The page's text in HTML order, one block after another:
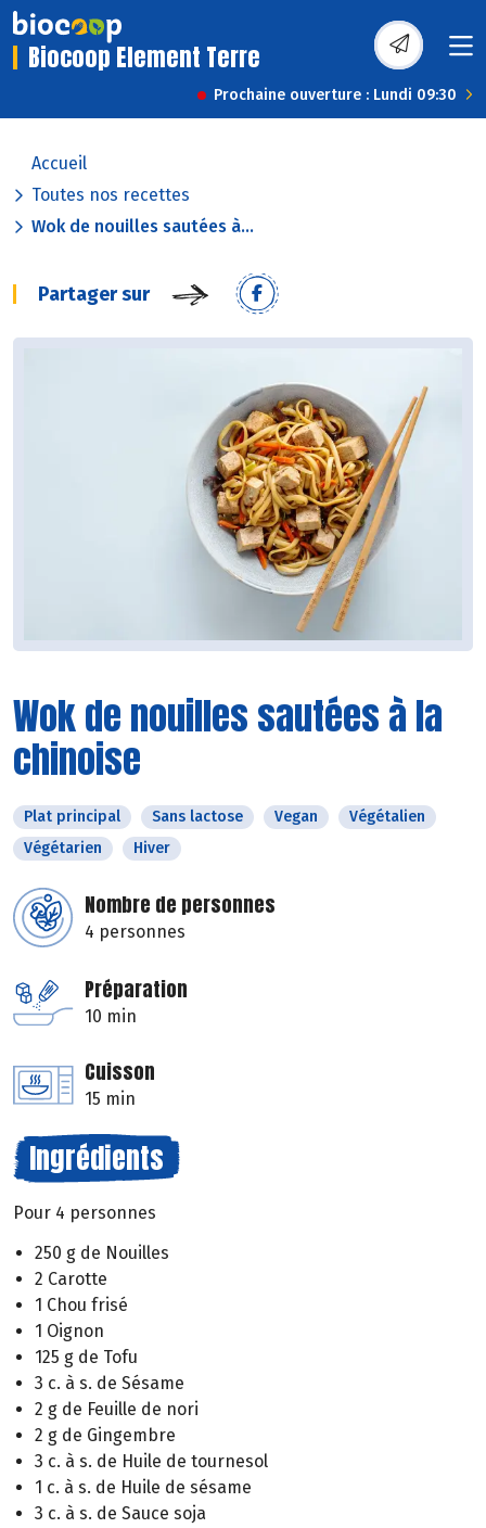
Biocoop Element Terre
Prochaine ouverture : Lundi 09:30
Accueil
Toutes nos recettes
Wok de nouilles sautées à...
Partager sur
Wok de nouilles sautées à la
chinoise
Plat principal Sans lactose Vegan
Végétalien
Végétarien
Hiver
Nombre de personnes
4 personnes
Préparation
10 min
Cuisson
15 min
Ingrédients
Pour 4 personnes
250 g de Nouilles
2 Carotte
1 Chou frisé
1 Oignon
125 g de Tofu
3 c. à s. de Sésame
2 g de Feuille de nori
2 g de Gingembre
3 c. à s. de Huile de tournesol
1 c. à s. de Huile de sésame
3 c. à s. de Sauce soja